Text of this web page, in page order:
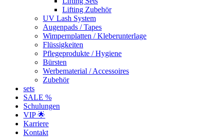
Lifting Zubehör
UV Lash System
Augenpads / Tapes
Wimpernplatten / Kleberunterlage
Flüssigkeiten
Pflegeprodukte / Hygiene
Bürsten
Werbematerial / Accessoires
Zubehör
sets
SALE %
Schulungen
VIP 🌟
Karriere
Kontakt